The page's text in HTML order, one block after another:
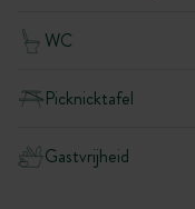
WC
Picknicktafel
Gastvrijheid